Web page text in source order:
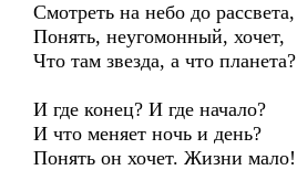
Смотреть на небо до рассвета,
Понять, неугомонный, хочет,
Что там звезда, а что планета?
И где конец? И где начало?
И что меняет ночь и день?
Понять он хочет. Жизни мало!